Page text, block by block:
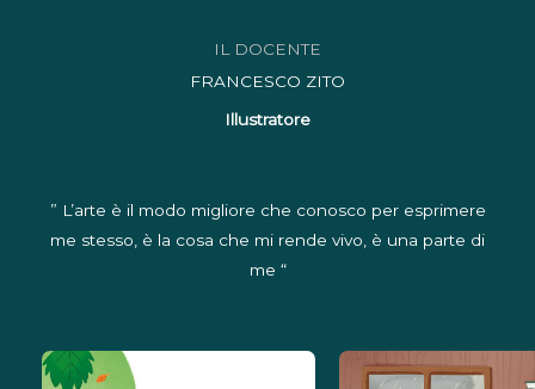
IL DOCENTE
FRANCESCO ZITO
Illustratore
” L’arte è il modo migliore che conosco per esprimere
me stesso, è la cosa che mi rende vivo, è una parte di
me “